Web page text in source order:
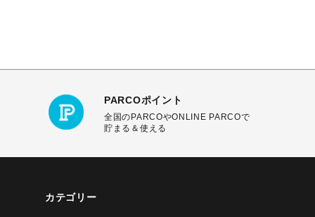
PARCOポイント
全国のPARCOやONLINE PARCOで
貯まる＆使える
カテゴリー